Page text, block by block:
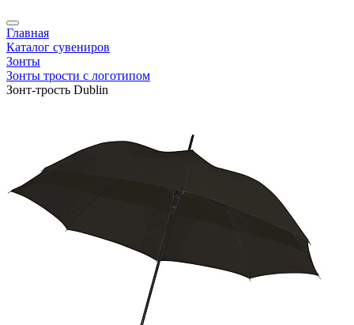
Главная
Каталог сувениров
Зонты
Зонты трости с логотипом
Зонт-трость Dublin